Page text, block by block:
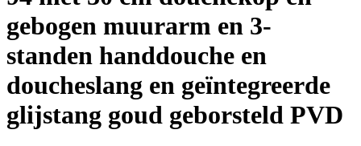
gebogen muurarm en 3-
standen handdouche en
doucheslang en geïntegreerde
glijstang goud geborsteld PVD